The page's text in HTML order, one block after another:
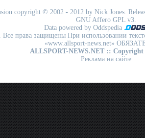
copyright © 2002 - 2012 by Nick Jones.
GNU Affero GPL v3.
Data powered by Oddspedia
Все права защищены При использовании
«www.allsport-news.net»
ALLSPORT-NEWS.NET :: Copyright
Реклама на сайте